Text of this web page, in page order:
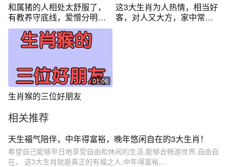
和属猪的人相处太舒服了，
有教养守底线，爱憎分明有
担当，事事有回应。心善无
套路，待人真心实意，这样
的伙伴谁不爱？#生肖性格 #
的人都很善良#燕姐吖对口型
@抖加🔥上热门🔥dou+🔥热
点宝
这3大生肖为人热情，相当好
客，对人又大方，家中常常
01:06
生肖猴的三位好朋友
相关推荐
天生福气陪伴，中年得富裕，晚年悠闲自在的3大生肖！
希望自己能够早日地享受自由和休闲的生活,能够去畅游世界,自由自
在。 这3大生肖就是真正的有福之人,中年得富裕,...